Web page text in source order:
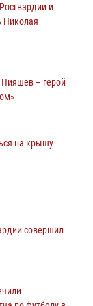
и
Николая
Пияшев – герой
на крышу
военном
совершил